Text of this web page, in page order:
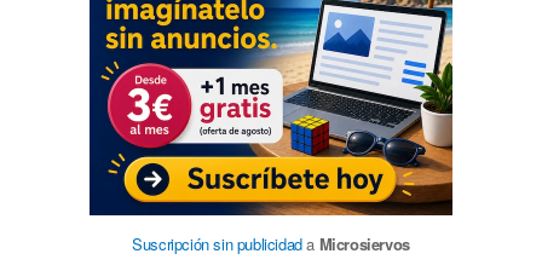
Suscripción sin publicidada Microsiervos